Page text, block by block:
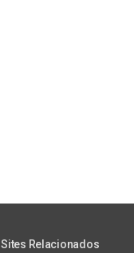
Sites Relacionados